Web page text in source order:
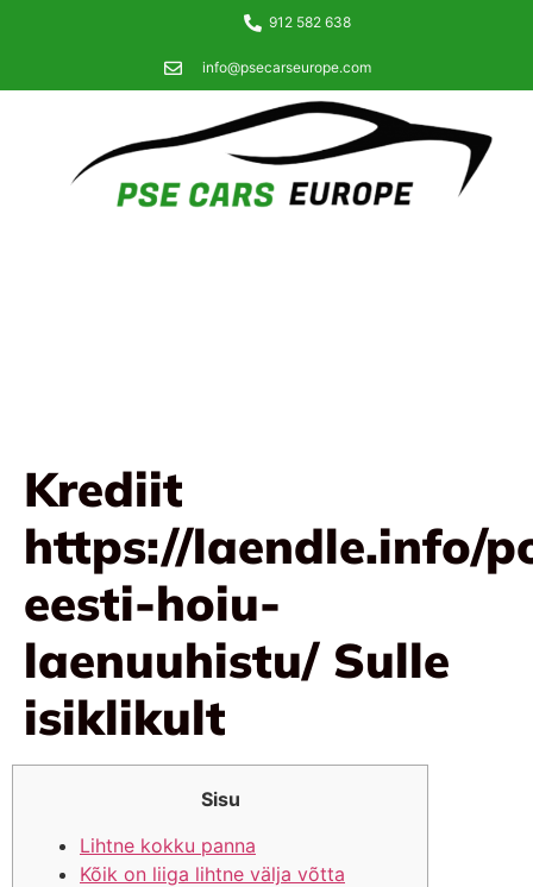
912 582 638
info@psecarseurope.com
Krediit
https://laendle.info/
eesti-hoiu-
laenuuhistu/ Sulle
isiklikult
Sisu
Lihtne kokku panna
Kõik on liiga lihtne välja võtta